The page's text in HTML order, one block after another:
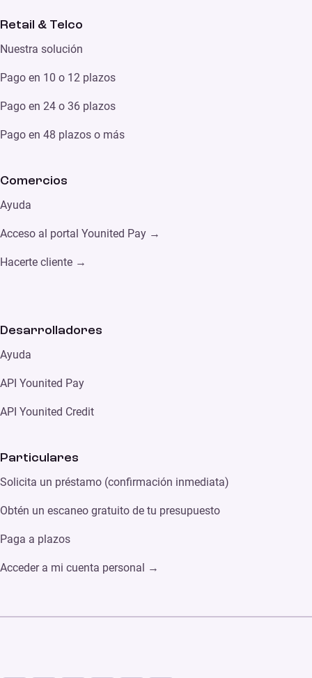
Retail & Telco
Nuestra solución
Pago en 10 o 12 plazos
Pago en 24 o 36 plazos
Pago en 48 plazos o más
Comercios
Ayuda
Acceso al portal Younited Pay →
Hacerte cliente →
Desarrolladores
Ayuda
API Younited Pay
API Younited Credit
Particulares
Solicita un préstamo (confirmación inmediata)
Obtén un escaneo gratuito de tu presupuesto
Paga a plazos
Acceder a mi cuenta personal →